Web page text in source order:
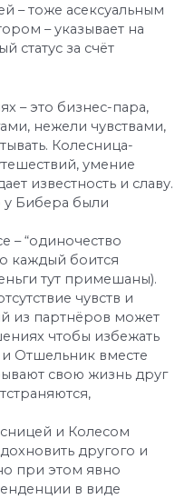
– тоже асексуальным
– указывает на
статус за счёт
– это бизнес-пара,
нежели чувствами,
Колесница-
умение
известность и славу.
у Бибера были
– “одиночество
каждый боится
тут примешаны).
чувств и
из партнёров может
чтобы избежать
Отшельник вместе
свою жизнь друг
и Колесом
другого и
при этом явно
в виде